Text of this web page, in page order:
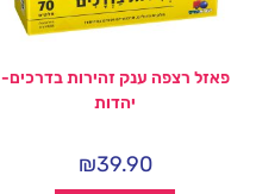
פאזל רצפה ענק זהירות בדרכים-
יהדות
₪39.90